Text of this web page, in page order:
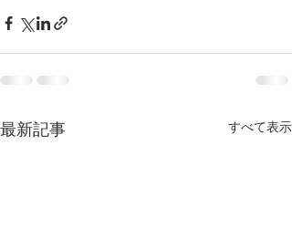
最新記事 すべて表示